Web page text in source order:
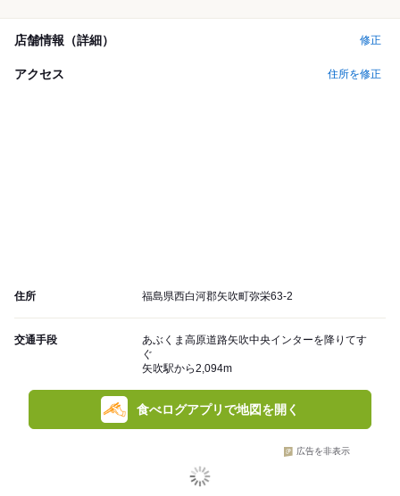
店舗情報（詳細） 修正
アクセス 住所を修正
住所 福島県西白河郡矢吹町弥栄63-2
交通手段
あぶくま高原道路矢吹中央インターを降りてす
ぐ
矢吹駅から2,094m
食べログアプリで地図を開く
広告を非表示